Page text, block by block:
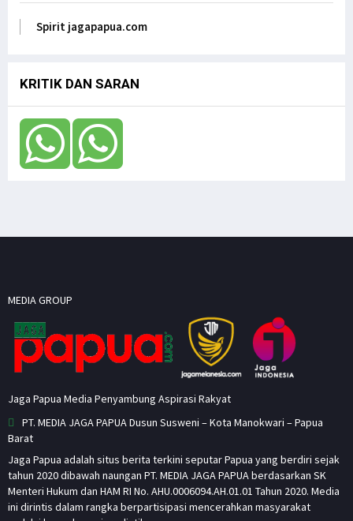
di DPD RI
Spirit jagapapua.com
KRITIK DAN SARAN
MEDIA GROUP
Jaga Papua Media Penyambung Aspirasi Rakyat
PT. MEDIA JAGA PAPUA Dusun Susweni – Kota Manokwari – Papua
Barat
Jaga Papua adalah situs berita terkini seputar Papua yang berdiri sejak
tahun 2020 dibawah naungan PT. MEDIA JAGA PAPUA berdasarkan SK
Menteri Hukum dan HAM RI No. AHU.0006094.AH.01.01 Tahun 2020. Media
ini dirintis dalam rangka berpartisipasi mencerahkan masyarakat